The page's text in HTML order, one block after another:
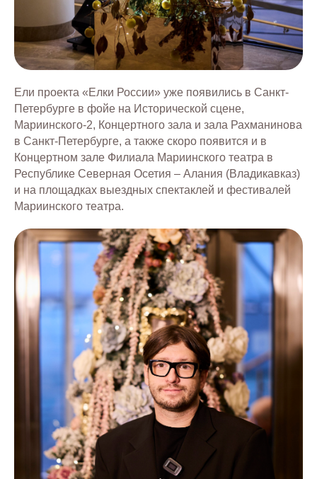
Ели проекта «Елки России» уже появились в Санкт-
Петербурге в фойе на Исторической сцене,
Мариинского-2, Концертного зала и зала Рахманинова
в Санкт-Петербурге, а также скоро появится и в
Концертном зале Филиала Мариинского театра в
Республике Северная Осетия – Алания (Владикавказ)
и на площадках выездных спектаклей и фестивалей
Мариинского театра.